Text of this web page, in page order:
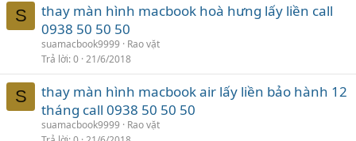
S
thay màn hình macbook hoà hưng lấy liền call
0938 50 50 50
suamacbook9999
Rao vặt
Trả lời 0 21/6/2018
S
thay màn hình macbook air lấy liền bảo hành 12
tháng call 0938 50 50 50
suamacbook9999
Rao vặt